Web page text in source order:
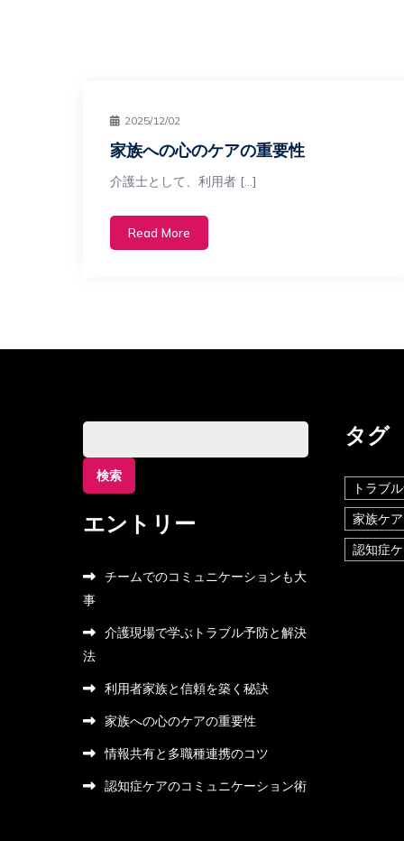
2025/12/02
家族への心のケアの重要性
介護士として、利用者 […]
Read More
索:
エントリー
チームでのコミュニケーションも大
事
介護現場で学ぶトラブル予防と解決
法
利用者家族と信頼を築く秘訣
家族への心のケアの重要性
情報共有と多職種連携のコツ
認知症ケアのコミュニケーション術
タグ
トラブ
家族ケア
認知症